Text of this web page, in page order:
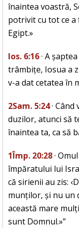
înaintea voastră,
potrivit cu tot ce
Egipt.»
Ios. 6:16· A
trâmbițe, Iosua a
v-a dat cetatea în
2Sam. 5:24·
duzilor, atunci să
înaintea ta, ca să
1Împ. 20:28·
împăratului lui
că sirienii au zis:
munților, și nu un
această mare
sunt Domnul.»”